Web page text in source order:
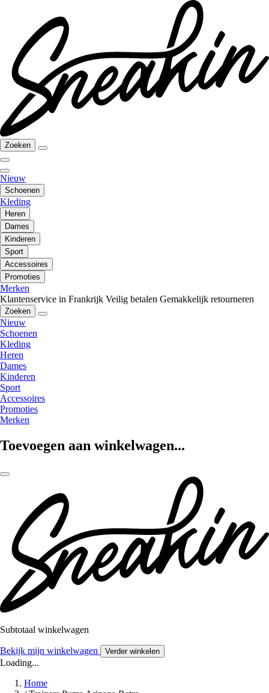
Zoeken
Nieuw
Schoenen
Kleding
Heren
Dames
Kinderen
Sport
Accessoires
Promoties
Merken
Klantenservice in Frankrijk Veilig betalen Gemakkelijk retourneren
Zoeken
Nieuw
Schoenen
Kleding
Heren
Dames
Kinderen
Sport
Accessoires
Promoties
Merken
Toevoegen aan winkelwagen...
Subtotaal winkelwagen
Bekijk mijn winkelwagen Verder winkelen
Loading...
Home